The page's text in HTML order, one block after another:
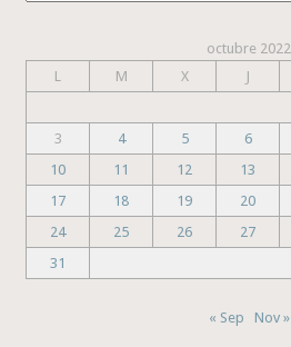
octubre 2022
L
M X J
3
4 5 6
10
11 12 13
17
18 19 20
24
25 26 27
31
« Sep Nov »